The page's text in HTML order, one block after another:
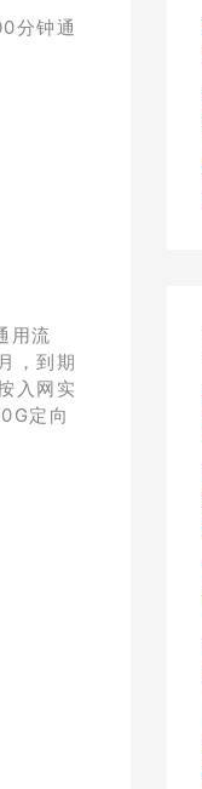
分钟通
用流
，到期
入网实
定向